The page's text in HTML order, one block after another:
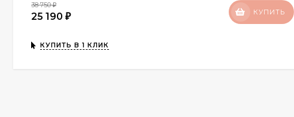
38 750₽
25 190 ₽
КУПИТЬ
КУПИТЬ В 1 КЛИК